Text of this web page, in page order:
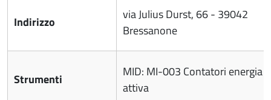
Indirizzo
via Julius Durst, 66 - 39042
Bressanone
Strumenti
MID: MI-003 Contatori energia
attiva